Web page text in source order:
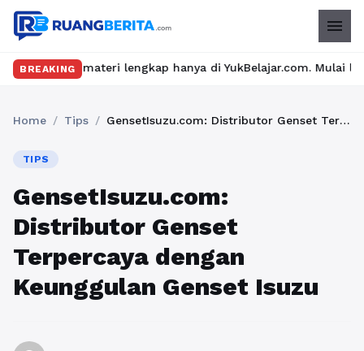
menu
BREAKING
lengkap hanya di YukBelajar.com. Mulai langkah
Home / Tips / GensetIsuzu.com: Distributor Genset Terpercaya dengan Keunggulan Genset Isuzu
TIPS
GensetIsuzu.com:
Distributor Genset
Terpercaya dengan
Keunggulan Genset Isuzu